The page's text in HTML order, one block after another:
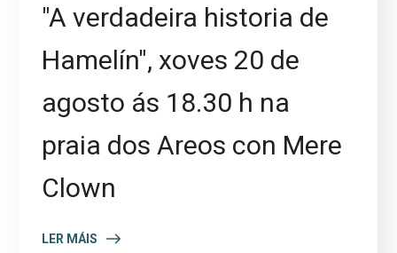
"A verdadeira historia de
Hamelín", xoves 20 de
agosto ás 18.30 h na
praia dos Areos con Mere
Clown
LER MÁIS